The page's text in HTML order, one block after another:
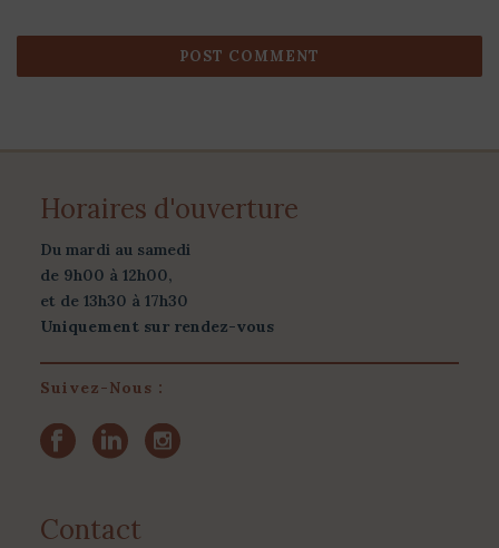
Horaires d'ouverture
Du mardi au samedi
de 9h00 à 12h00,
et de 13h30 à 17h30
Uniquement sur rendez-vous
Suivez-Nous :
Contact